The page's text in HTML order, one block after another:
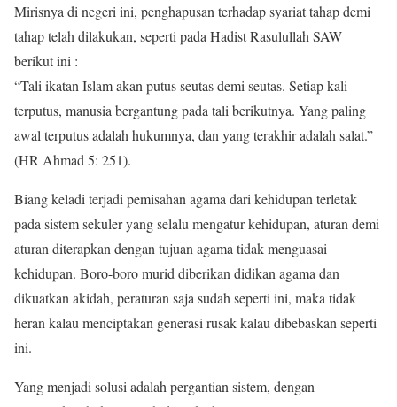
Mirisnya di negeri ini, penghapusan terhadap syariat tahap demi
tahap telah dilakukan, seperti pada Hadist Rasulullah SAW
berikut ini :
“Tali ikatan Islam akan putus seutas demi seutas. Setiap kali
terputus, manusia bergantung pada tali berikutnya. Yang paling
awal terputus adalah hukumnya, dan yang terakhir adalah salat.”
(HR Ahmad 5: 251).
Biang keladi terjadi pemisahan agama dari kehidupan terletak
pada sistem sekuler yang selalu mengatur kehidupan, aturan demi
aturan diterapkan dengan tujuan agama tidak menguasai
kehidupan. Boro-boro murid diberikan didikan agama dan
dikuatkan akidah, peraturan saja sudah seperti ini, maka tidak
heran kalau menciptakan generasi rusak kalau dibebaskan seperti
ini.
Yang menjadi solusi adalah pergantian sistem, dengan